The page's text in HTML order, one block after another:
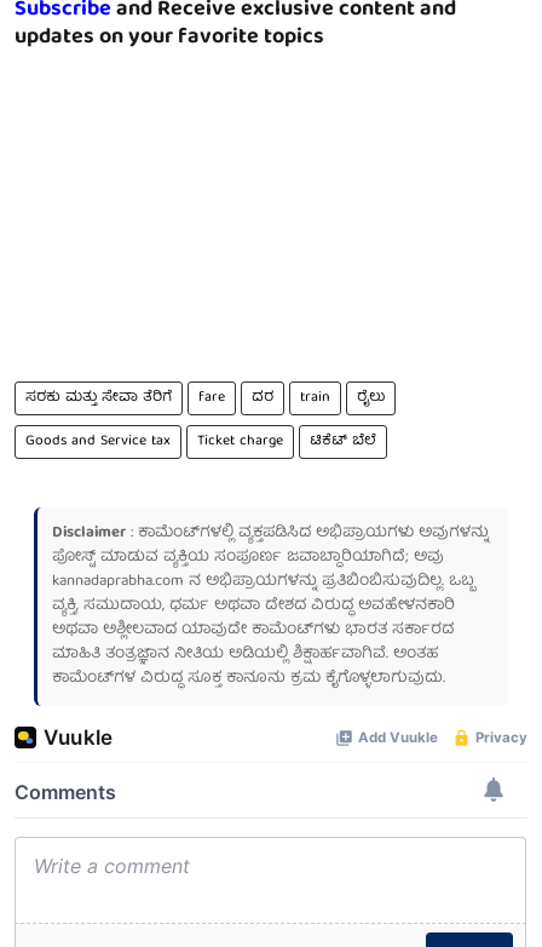
Subscribeand Receive exclusive content and
updates on your favorite topics
ಸರಕು ಮತ್ತು ಸೇವಾ ತೆರಿಗೆ fare ದರ train
ರೈಲು
Goods and Service tax
Ticket charge ಟಿಕೆಟ್ ಬೆಲೆ
Disclaimer: ಕಾಮೆಂಟ್‌ಗಳಲ್ಲಿ ವ್ಯಕ್ತಪಡಿಸಿದ ಅಭಿಪ್ರಾಯಗಳು ಅವುಗಳನ್ನು
ಪೋಸ್ಟ್ ಮಾಡುವ ವ್ಯಕ್ತಿಯ ಸಂಪೂರ್ಣ ಜವಾಬ್ದಾರಿಯಾಗಿದೆ; ಅವು
kannadaprabha.com ನ ಅಭಿಪ್ರಾಯಗಳನ್ನು ಪ್ರತಿಬಿಂಬಿಸುವುದಿಲ್ಲ. ಒಬ್ಬ
ವ್ಯಕ್ತಿ, ಸಮುದಾಯ, ಧರ್ಮ ಅಥವಾ ದೇಶದ ವಿರುದ್ಧ ಅವಹೇಳನಕಾರಿ
ಅಥವಾ ಅಶ್ಲೀಲವಾದ ಯಾವುದೇ ಕಾಮೆಂಟ್‌ಗಳು ಭಾರತ ಸರ್ಕಾರದ
ಮಾಹಿತಿ ತಂತ್ರಜ್ಞಾನ ನೀತಿಯ ಅಡಿಯಲ್ಲಿ ಶಿಕ್ಷಾರ್ಹವಾಗಿವೆ. ಅಂತಹ
ಕಾಮೆಂಟ್‌ಗಳ ವಿರುದ್ಧ ಸೂಕ್ತ ಕಾನೂನು ಕ್ರಮ ಕೈಗೊಳ್ಳಲಾಗುವುದು.